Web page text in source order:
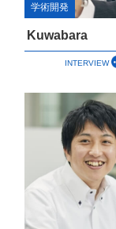
学術開発
Kuwabara
INTERVIEW